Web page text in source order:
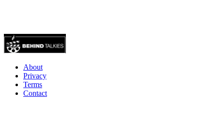
About
Privacy
Terms
Contact